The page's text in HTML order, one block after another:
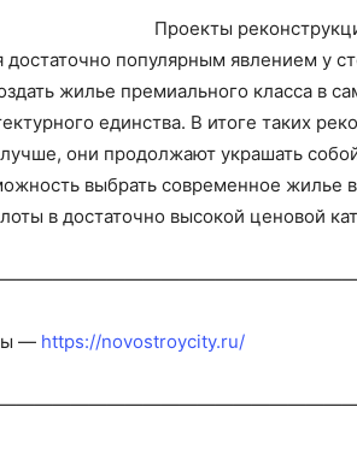
Проекты
достаточно популярным явлением у
жилье премиального класса в
единства. В итоге таких
они продолжают украшать
выбрать современное жилье
в достаточно высокой ценовой
— https://novostroycity.ru/